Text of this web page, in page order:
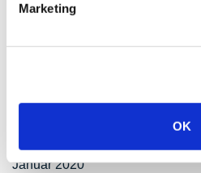
Marketing
OK
April 2020
Januar 2020